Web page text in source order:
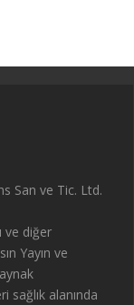
San ve Tic. Ltd.
ve diğer
Yayın ve
sağlık alanında